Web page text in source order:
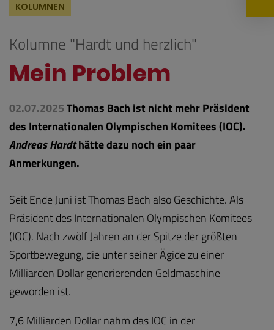
KOLUMNEN
Kolumne "Hardt und herzlich"
Mein Problem
02.07.2025Thomas Bach ist nicht mehr Präsident
des Internationalen Olympischen Komitees (IOC).
Andreas Hardthätte dazu noch ein paar
Anmerkungen.
Seit Ende Juni ist Thomas Bach also Geschichte. Als
Präsident des Internationalen Olympischen Komitees
(IOC). Nach zwölf Jahren an der Spitze der größten
Sportbewegung, die unter seiner Ägide zu einer
Milliarden Dollar generierenden Geldmaschine
geworden ist.
7,6 Milliarden Dollar nahm das IOC in der